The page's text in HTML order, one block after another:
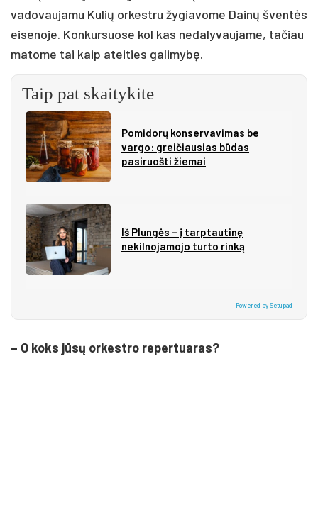
vadovaujamu Kulių orkestru žygiavome Dainų šventės
eisenoje. Konkursuose kol kas nedalyvaujame, tačiau
matome tai kaip ateities galimybę.
Taip pat skaitykite
Pomidorų konservavimas be
vargo: greičiausias būdas
pasiruošti žiemai
Iš Plungės – į tarptautinę
nekilnojamojo turto rinką
Powered by Setupad
– O koks jūsų orkestro repertuaras?